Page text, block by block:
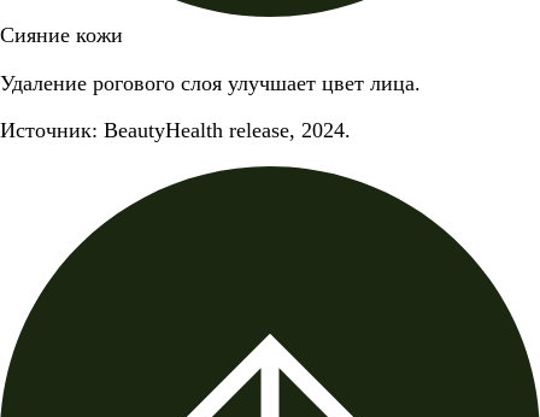
Сияние кожи
Удаление рогового слоя улучшает цвет лица.
Источник: BeautyHealth release, 2024.